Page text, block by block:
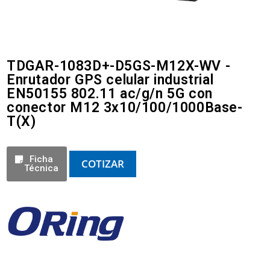
TDGAR-1083D+-D5GS-M12X-WV -
Enrutador GPS celular industrial
EN50155 802.11 ac/g/n 5G con
conector M12 3x10/100/1000Base-
T(X)
Ficha
Técnica
COTIZAR